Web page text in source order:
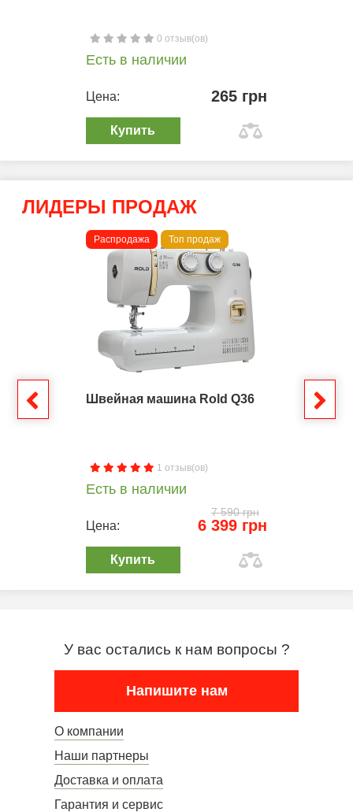
0 отзыв(ов)
Есть в наличии
Цена: 265 грн
Купить
ЛИДЕРЫ ПРОДАЖ
Распродажа Топ продаж
Швейная машина Rold Q36
1 отзыв(ов)
Есть в наличии
7 590 грн
Цена: 6 399 грн
Купить
У вас остались к нам вопросы ?
Напишите нам
О компании
Наши партнеры
Доставка и оплата
Гарантия и сервис